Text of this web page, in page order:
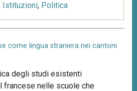
Istituzioni, Politica
come lingua straniera nei cantoni
degli studi esistenti
francese nelle scuole che